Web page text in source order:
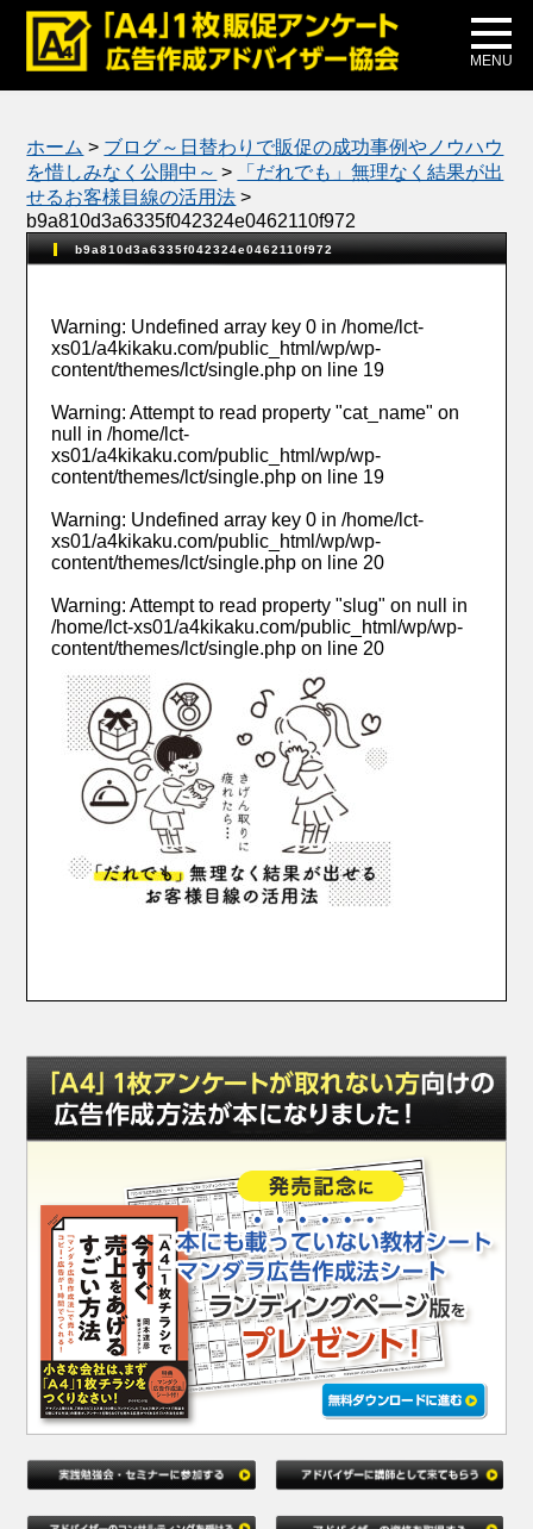
MENU
メディア掲載
公式ブログ
ホーム > ブログ～日替わりで販促の成功事例やノウハウ
を惜しみなく公開中～ >
「だれでも」無理なく結果が出
せるお客様目線の活用法 >
b9a810d3a6335f042324e0462110f972
b9a810d3a6335f042324e0462110f972
Warning: Undefined array key 0 in/home/lct-
xs01/a4kikaku.com/public_html/wp/wp-
content/themes/lct/single.php on line 19
Warning: Attempt to read property "cat_name" on
null in/home/lct-
xs01/a4kikaku.com/public_html/wp/wp-
content/themes/lct/single.php on line 19
Warning: Undefined array key 0 in/home/lct-
xs01/a4kikaku.com/public_html/wp/wp-
content/themes/lct/single.php on line 20
Warning: Attempt to read property "slug" on null in
/home/lct-xs01/a4kikaku.com/public_html/wp/wp-
content/themes/lct/single.php on line 20